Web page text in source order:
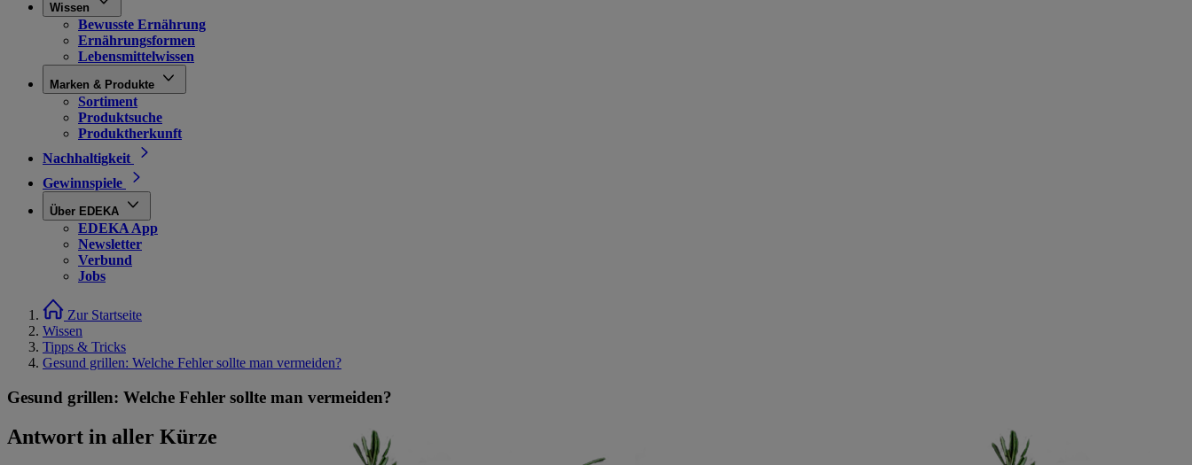
Wissen
Bewusste Ernährung
Ernährungsformen
Lebensmittelwissen
Marken & Produkte
Sortiment
Produktsuche
Produktherkunft
Nachhaltigkeit
Gewinnspiele
Über EDEKA
EDEKA App
Newsletter
Verbund
Jobs
Zur Startseite
Wissen
Tipps & Tricks
Gesund grillen: Welche Fehler sollte man vermeiden?
Gesund grillen: Welche Fehler sollte man vermeiden?
Antwort in aller Kürze